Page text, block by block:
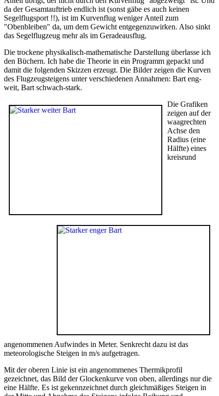
da der Gesamtauftrieb endlich ist (sonst gäbe es auch keinen
Segelflugsport !!), ist im Kurvenflug weniger Anteil zum
"Obenbleiben" da, um dem Gewicht entgegenzuwirken. Also sinkt
das Segelflugzeug mehr als im Geradeausflug.
Die trockene physikalisch-mathematische Darstellung überlasse ich
den Büchern. Ich habe die Theorie in ein Programm gepackt und
damit die folgenden Skizzen erzeugt. Die Bilder zeigen die Kurven
des Flugzeugsteigens unter verschiedenen Annahmen: Bart eng-
weit, Bart schwach-stark.
Die Grafiken
zeigen auf der
waagrechten
Achse den
Radius (eine
Hälfte) eines
kreisrund
angenommenen Aufwindes in Meter. Senkrecht dazu ist das
meteorologische Steigen in m/s aufgetragen.
Mit der oberen Linie ist ein angenommenes Thermikprofil
gezeichnet, das Bild der Glockenkurve von oben, allerdings nur die
eine Hälfte. Es ist gekennzeichnet durch gleichmäßiges Steigen in